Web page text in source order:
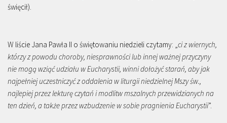
święcił).
W liście Jana Pawła II o świętowaniu niedzieli czytamy: „ ci z wiernych,
którzy z powodu choroby, niesprawności lub innej ważnej przyczyny
nie mogą wziąć udziału w Eucharystii, winni dołożyć starań, aby jak
najpełniej uczestniczyć z oddalenia w liturgii niedzielnej Mszy św.,
najlepiej przez lekturę czytań i modlitw mszalnych przewidzianych na
ten dzień, a także przez wzbudzenie w sobie pragnienia Eucharystii”.